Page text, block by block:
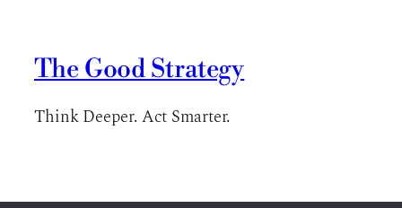
The Good Strategy
Think Deeper. Act Smarter.